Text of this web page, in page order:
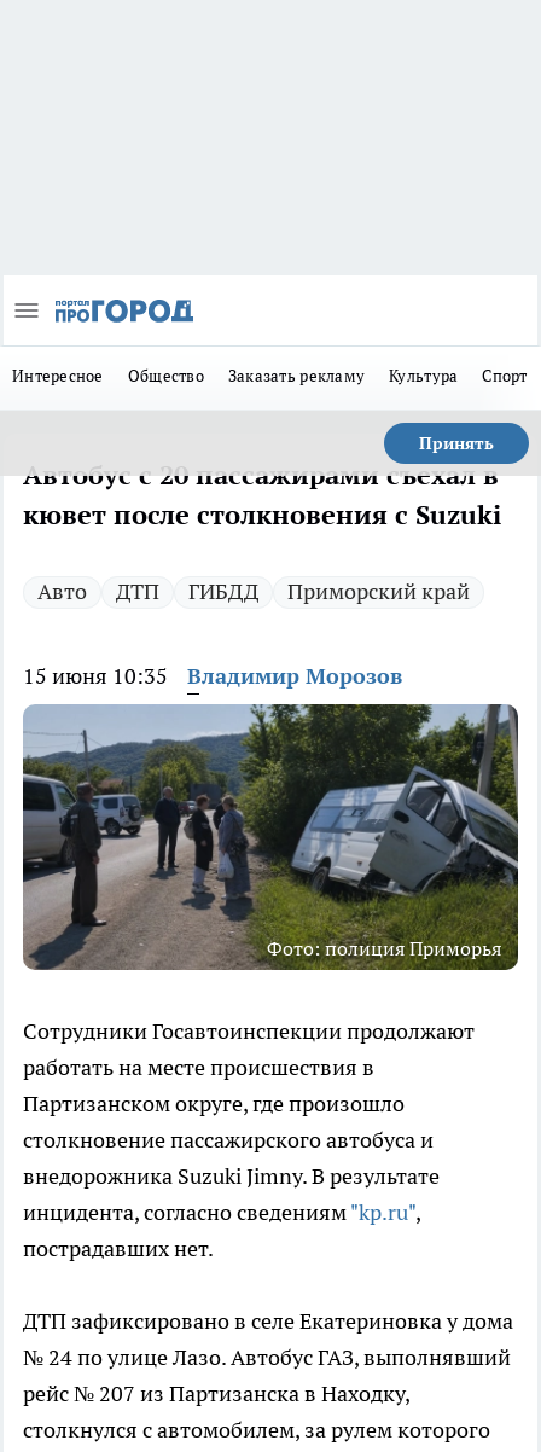
Интересное Общество Заказать рекламу Культура Спорт
Принять
Автобус с 20 пассажирами съехал в
кювет после столкновения с Suzuki
Авто ДТП ГИБДД Приморский край
15 июня 10:35 Владимир Морозов
Фото: полиция Приморья
Сотрудники Госавтоинспекции продолжают
работать на месте происшествия в
Партизанском округе, где произошло
столкновение пассажирского автобуса и
внедорожника Suzuki Jimny. В результате
инцидента, согласно сведениям"kp.ru",
пострадавших нет.
ДТП зафиксировано в селе Екатериновка у дома
№ 24 по улице Лазо. Автобус ГАЗ, выполнявший
рейс № 207 из Партизанска в Находку,
столкнулся с автомобилем, за рулем которого